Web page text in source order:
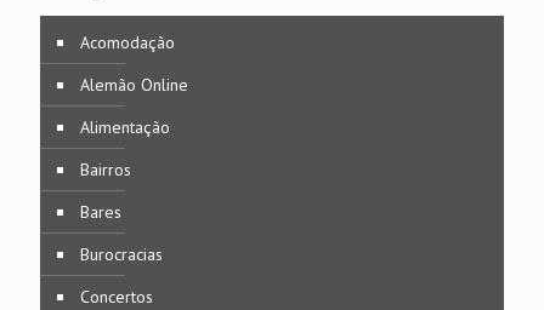
Acomodação
Alemão Online
Alimentação
Bairros
Bares
Burocracias
Concertos